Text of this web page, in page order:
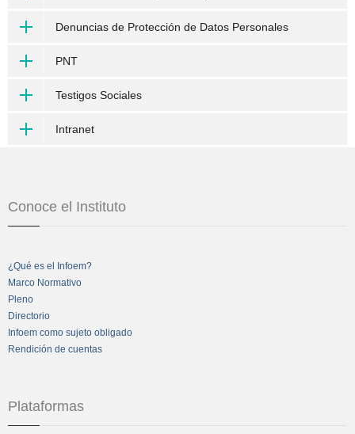
Denuncias de Protección de Datos Personales
PNT
Testigos Sociales
Intranet
Conoce el Instituto
¿Qué es el Infoem?
Marco Normativo
Pleno
Directorio
Infoem como sujeto obligado
Rendición de cuentas
Plataformas